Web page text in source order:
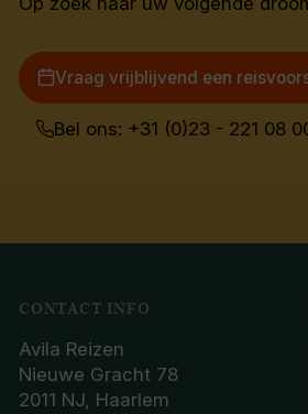
Vraag vrijblijvend een
Bel ons: +31 (0)23 - 221 08
CONTACT INFO
Avila Reizen
Nieuwe Gracht 78
2011 NJ, Haarlem